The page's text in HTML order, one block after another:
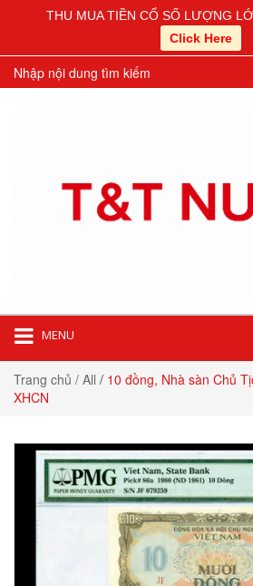
MENU
Trang chủ / All / 10 đồng, Nhà sàn Chủ
XHCN
THU MUA TIỀN CỔ SỐ LƯỢNG
Click Here